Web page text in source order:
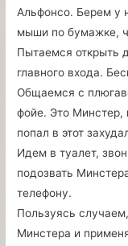
Альфонсо. Берем у
мыши по бумажке,
Пытаемся открыть
главного входа.
Общаемся с
фойе. Это Минстер,
попал в этот
Идем в туалет,
подозвать
телефону.
Пользуясь
Минстера и